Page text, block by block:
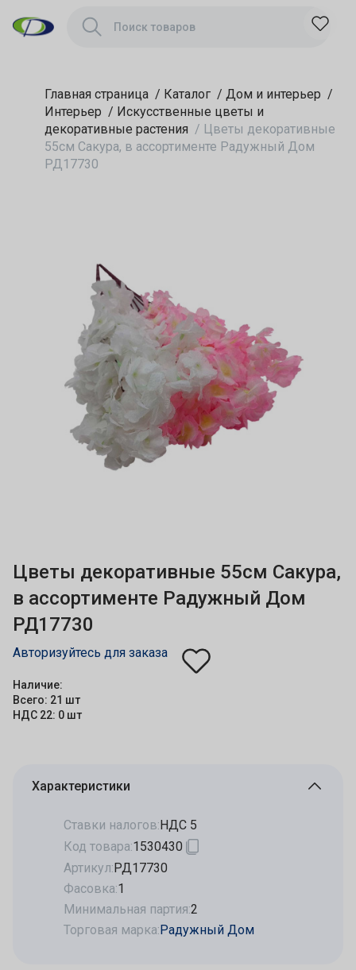
Главная страница / Каталог / Дом и интерьер /
Интерьер / Искусственные цветы и
декоративные растения / Цветы декоративные
55см Сакура, в ассортименте Радужный Дом
РД17730
Цветы декоративные 55см Сакура,
в ассортименте Радужный Дом
РД17730
Авторизуйтесь для заказа
Наличие:
Всего: 21 шт
НДС 22: 0 шт
Характеристики
Ставки налогов:НДС 5
Код товара:1530430
Артикул:РД17730
Фасовка:1
Минимальная партия:2
Торговая марка:Радужный Дом
РД17730